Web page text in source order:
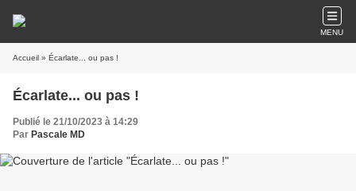
MENU
Accueil » Écarlate... ou pas !
Écarlate... ou pas !
Publié le 21/10/2023 à 14:29
Par Pascale MD